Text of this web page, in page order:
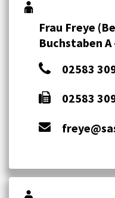
Frau Freye
Buchstaben A
02583
02583